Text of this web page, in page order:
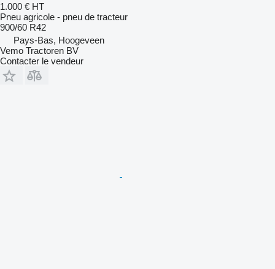
1.000 € HT
Pneu agricole - pneu de tracteur
900/60 R42
Pays-Bas, Hoogeveen
Vemo Tractoren BV
Contacter le vendeur